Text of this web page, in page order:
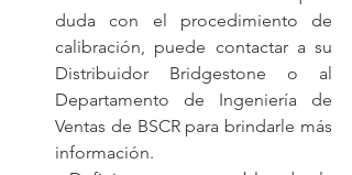
duda con el procedimiento de
calibración, puede contactar a su
Distribuidor Bridgestone o al
Departamento de Ingeniería de
Ventas de BSCR para brindarle más
información.